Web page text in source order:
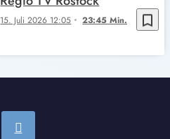
bookmark_border
15. Juli 2026 12:05 23:45 Min.